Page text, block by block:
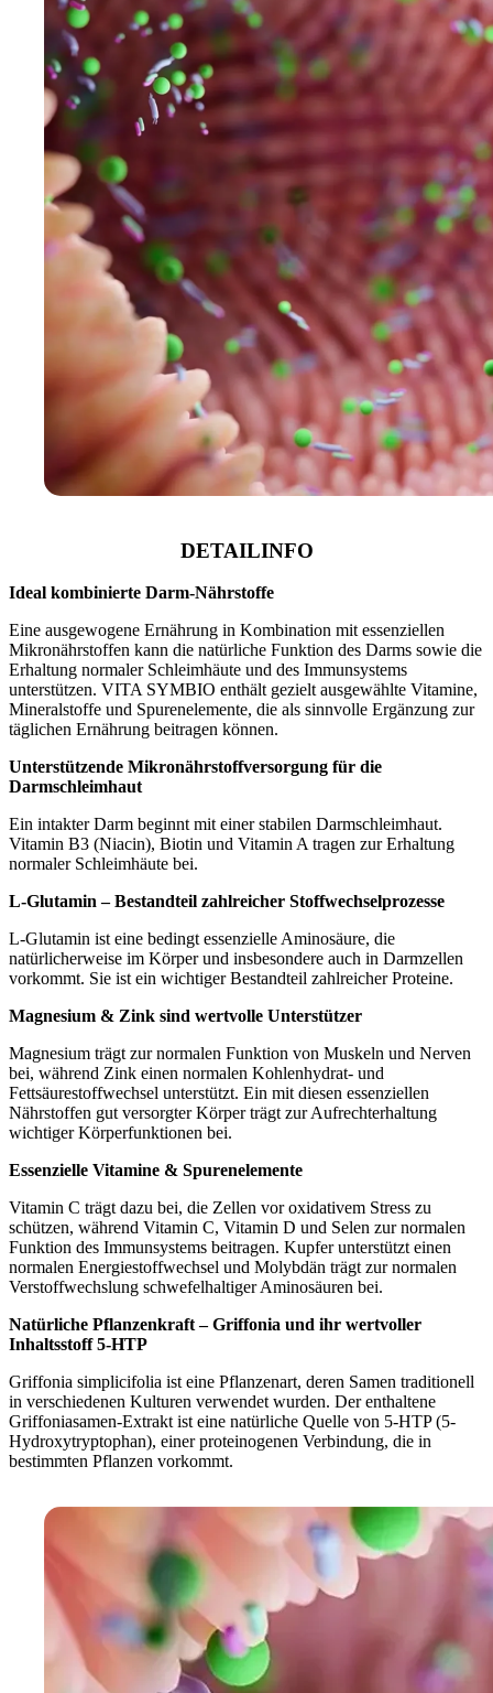
DETAILINFO
Ideal kombinierte Darm-Nährstoffe
Eine ausgewogene Ernährung in Kombination mit essenziellen
Mikronährstoffen kann die natürliche Funktion des Darms sowie die
Erhaltung normaler Schleimhäute und des Immunsystems
unterstützen. VITA SYMBIO enthält gezielt ausgewählte Vitamine,
Mineralstoffe und Spurenelemente, die als sinnvolle Ergänzung zur
täglichen Ernährung beitragen können.
Unterstützende Mikronährstoffversorgung für die
Darmschleimhaut
Ein intakter Darm beginnt mit einer stabilen Darmschleimhaut.
Vitamin B3 (Niacin), Biotin und Vitamin A tragen zur Erhaltung
normaler Schleimhäute bei.
L-Glutamin – Bestandteil zahlreicher Stoffwechselprozesse
L-Glutamin ist eine bedingt essenzielle Aminosäure, die
natürlicherweise im Körper und insbesondere auch in Darmzellen
vorkommt. Sie ist ein wichtiger Bestandteil zahlreicher Proteine.
Magnesium & Zink sind wertvolle Unterstützer
Magnesium trägt zur normalen Funktion von Muskeln und Nerven
bei, während Zink einen normalen Kohlenhydrat- und
Fettsäurestoffwechsel unterstützt. Ein mit diesen essenziellen
Nährstoffen gut versorgter Körper trägt zur Aufrechterhaltung
wichtiger Körperfunktionen bei.
Essenzielle Vitamine & Spurenelemente
Vitamin C trägt dazu bei, die Zellen vor oxidativem Stress zu
schützen, während Vitamin C, Vitamin D und Selen zur normalen
Funktion des Immunsystems beitragen. Kupfer unterstützt einen
normalen Energiestoffwechsel und Molybdän trägt zur normalen
Verstoffwechslung schwefelhaltiger Aminosäuren bei.
Natürliche Pflanzenkraft – Griffonia und ihr wertvoller
Inhaltsstoff 5-HTP
Griffonia simplicifolia ist eine Pflanzenart, deren Samen traditionell
in verschiedenen Kulturen verwendet wurden. Der enthaltene
Griffoniasamen-Extrakt ist eine natürliche Quelle von 5-HTP (5-
Hydroxytryptophan), einer proteinogenen Verbindung, die in
bestimmten Pflanzen vorkommt.